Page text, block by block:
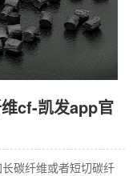
cf-凯发app官
碳纤维或者短切碳纤